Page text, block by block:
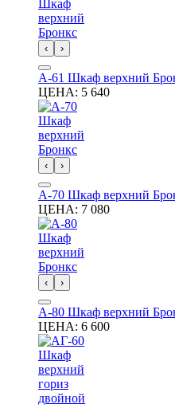
‹ ›
А-61 Шкаф верхний
ЦЕНА: 5 640
‹ ›
А-70 Шкаф верхний
ЦЕНА: 7 080
‹ ›
А-80 Шкаф верхний
ЦЕНА: 6 600